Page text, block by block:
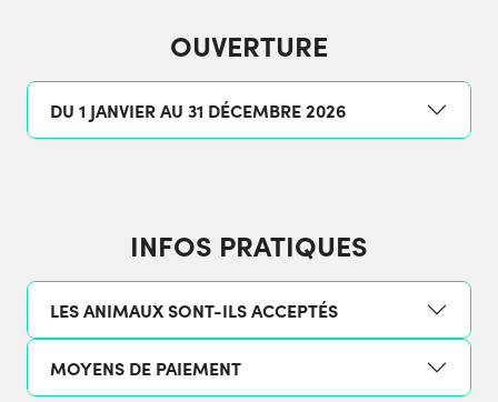
OUVERTURE
DU 1 JANVIER AU 31 DÉCEMBRE 2026
INFOS PRATIQUES
LES ANIMAUX SONT-ILS ACCEPTÉS
MOYENS DE PAIEMENT